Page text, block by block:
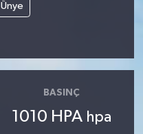
Ünye
BASINÇ
1010 HPA hpa